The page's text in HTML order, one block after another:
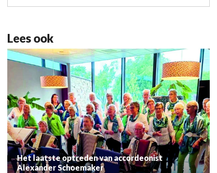
Lees ook
Het laatste optreden van accordeonist
Alexander Schoemaker